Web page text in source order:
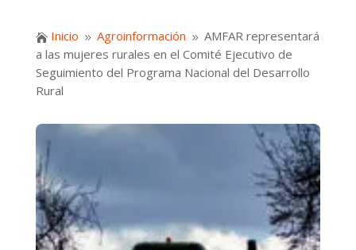
 Inicio 9 Agroinformación 9 AMFAR representará
a las mujeres rurales en el Comité Ejecutivo de
Seguimiento del Programa Nacional del Desarrollo
Rural